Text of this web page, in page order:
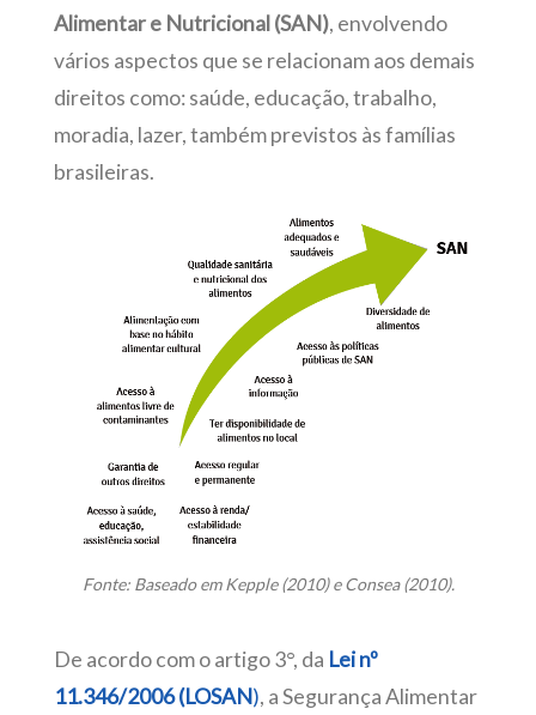
Alimentar e Nutricional (SAN), envolvendo
vários aspectos que se relacionam aos demais
direitos como: saúde, educação, trabalho,
moradia, lazer, também previstos às famílias
brasileiras.
Fonte: Baseado em Kepple (2010) e Consea (2010).
De acordo com o artigo 3°, da Lei nº
11.346/2006 (LOSAN), a Segurança Alimentar